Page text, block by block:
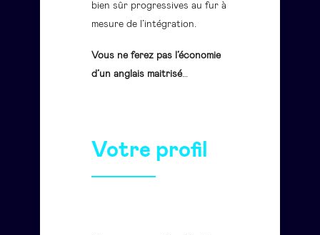
bien sûr progressives au fur à
mesure de l’intégration.
Vous ne ferez pas l’économie
d’un anglais maitrisé…
Votre profil